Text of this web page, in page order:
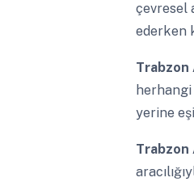
çevresel
ederken
Trabzon
herhangi
yerine
Trabzon